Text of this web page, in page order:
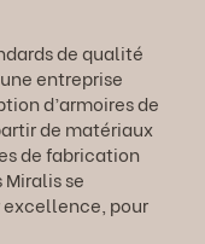
de qualité
entreprise
d’armoires de
de matériaux
de fabrication
se
pour